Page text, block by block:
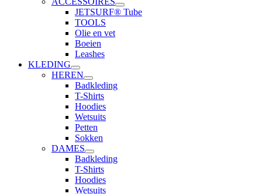
JETSURF® Tube
TOOLS
Olie en vet
Boeien
Leashes
KLEDING
HEREN
Badkleding
T-Shirts
Hoodies
Wetsuits
Petten
Sokken
DAMES
Badkleding
T-Shirts
Hoodies
Wetsuits